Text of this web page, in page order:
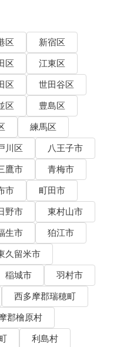
区
新宿区
区
江東区
区
世田谷区
区
豊島区
練馬区
川区
八王子市
鷹市
青梅市
市
町田市
野市
東村山市
生市
狛江市
久留米市
稲城市
羽村市
西多摩郡瑞穂町
郡檜原村
利島村